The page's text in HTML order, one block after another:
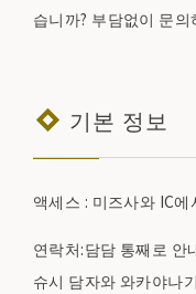
습니까? 부담없이 문의
기본 정보
액세스 : 미즈사와 IC에
연락처:담담 통째로
슈시 담자와 와카야나